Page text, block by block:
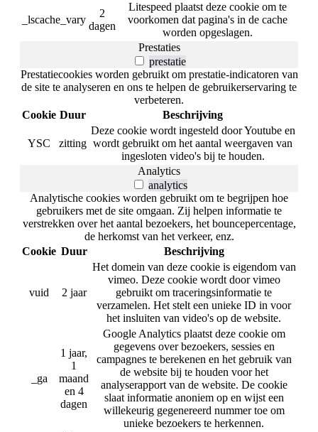
_lscache_vary
2
dagen
Litespeed plaatst deze cookie om te
voorkomen dat pagina's in de cache
worden opgeslagen.
Prestaties
prestatie
Prestatiecookies worden gebruikt om prestatie-indicatoren van
de site te analyseren en ons te helpen de gebruikerservaring te
verbeteren.
Cookie Duur Beschrijving
YSC zitting
Deze cookie wordt ingesteld door Youtube en
wordt gebruikt om het aantal weergaven van
ingesloten video's bij te houden.
Analytics
analytics
Analytische cookies worden gebruikt om te begrijpen hoe
gebruikers met de site omgaan. Zij helpen informatie te
verstrekken over het aantal bezoekers, het bouncepercentage,
de herkomst van het verkeer, enz.
Cookie Duur Beschrijving
vuid 2 jaar
Het domein van deze cookie is eigendom van
vimeo. Deze cookie wordt door vimeo
gebruikt om traceringsinformatie te
verzamelen. Het stelt een unieke ID in voor
het insluiten van video's op de website.
_ga
1 jaar,
1
maand
en 4
dagen
Google Analytics plaatst deze cookie om
gegevens over bezoekers, sessies en
campagnes te berekenen en het gebruik van
de website bij te houden voor het
analyserapport van de website. De cookie
slaat informatie anoniem op en wijst een
willekeurig gegenereerd nummer toe om
unieke bezoekers te herkennen.